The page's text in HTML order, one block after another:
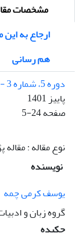
مشخصات
ارجاع به این
هم رسانی
دوره 5، شماره 3 - شماره پیاپی 16
پاییز 1401
صفحه5-24
نوع مقاله :
نویسنده
یوسف کرمی چمه
گروه زبان و